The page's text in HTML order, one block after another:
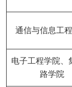
通信与信息工
电子工程学院、
路学院